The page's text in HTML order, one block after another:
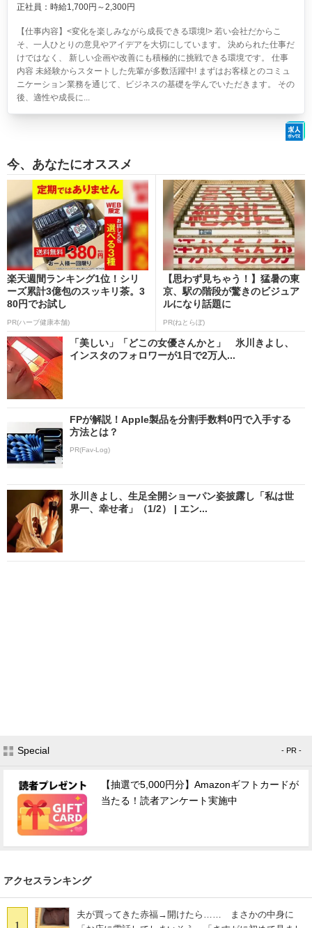
正社員：時給1,700円～2,300円
【仕事内容】<変化を楽しみながら成長できる環境!> 若い会社だからこ
そ、一人ひとりの意見やアイデアを大切にしています。 決められた仕事だ
けではなく、 新しい企画や改善にも積極的に挑戦できる環境です。 仕事
内容 未経験からスタートした先輩が多数活躍中! まずはお客様とのコミュ
ニケーション業務を通じて、ビジネスの基礎を学んでいただきます。 その
後、適性や成長に...
今、あなたにオススメ
楽天週間ランキング1位！シリ
ーズ累計3億包のスッキリ茶。3
80円でお試し
PR(ハーブ健康本舗)
【思わず見ちゃう！】猛暑の東
京、駅の階段が驚きのビジュア
ルになり話題に
PR(ねとらぼ)
「美しい」「どこの女優さんかと」 氷川きよし、
インスタのフォロワーが1日で2万人...
FPが解説！Apple製品を分割手数料0円で入手する
方法とは？
PR(Fav-Log)
氷川きよし、生足全開ショーパン姿披露し「私は世
界一、幸せ者」（1/2） | エン...
Special - PR -
【抽選で5,000円分】Amazonギフトカードが
当たる！読者アンケート実施中
アクセスランキング
1
夫が買ってきた赤福→開けたら…… まさかの中身に